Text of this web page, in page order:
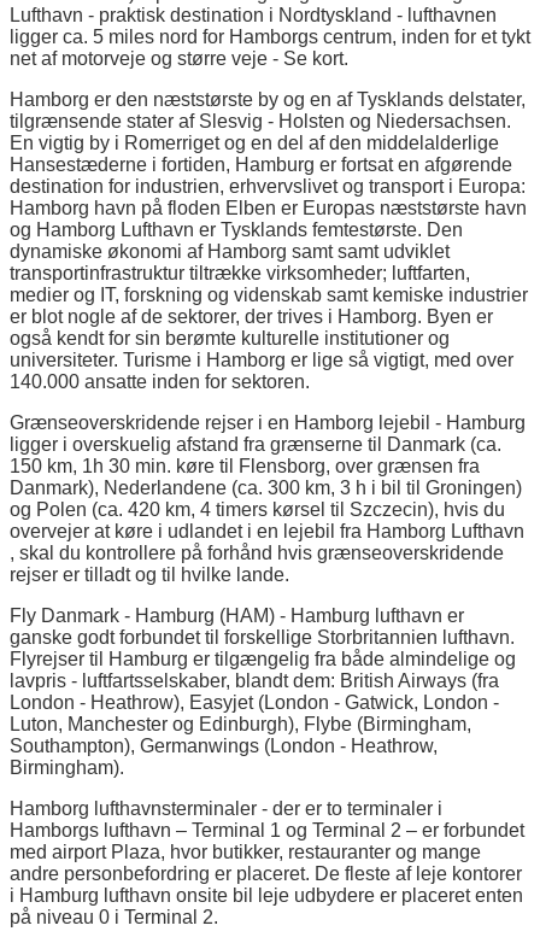
Lufthavn - praktisk destination i Nordtyskland - lufthavnen
ligger ca. 5 miles nord for Hamborgs centrum, inden for et tykt
net af motorveje og større veje - Se kort.
Hamborg er den næststørste by og en af Tysklands delstater,
tilgrænsende stater af Slesvig - Holsten og Niedersachsen.
En vigtig by i Romerriget og en del af den middelalderlige
Hansestæderne i fortiden, Hamburg er fortsat en afgørende
destination for industrien, erhvervslivet og transport i Europa:
Hamborg havn på floden Elben er Europas næststørste havn
og Hamborg Lufthavn er Tysklands femtestørste. Den
dynamiske økonomi af Hamborg samt samt udviklet
transportinfrastruktur tiltrække virksomheder; luftfarten,
medier og IT, forskning og videnskab samt kemiske industrier
er blot nogle af de sektorer, der trives i Hamborg. Byen er
også kendt for sin berømte kulturelle institutioner og
universiteter. Turisme i Hamborg er lige så vigtigt, med over
140.000 ansatte inden for sektoren.
Grænseoverskridende rejser i en Hamborg lejebil - Hamburg
ligger i overskuelig afstand fra grænserne til Danmark (ca.
150 km, 1h 30 min. køre til Flensborg, over grænsen fra
Danmark), Nederlandene (ca. 300 km, 3 h i bil til Groningen)
og Polen (ca. 420 km, 4 timers kørsel til Szczecin), hvis du
overvejer at køre i udlandet i en lejebil fra Hamborg Lufthavn
, skal du kontrollere på forhånd hvis grænseoverskridende
rejser er tilladt og til hvilke lande.
Fly Danmark - Hamburg (HAM) - Hamburg lufthavn er
ganske godt forbundet til forskellige Storbritannien lufthavn.
Flyrejser til Hamburg er tilgængelig fra både almindelige og
lavpris - luftfartsselskaber, blandt dem: British Airways (fra
London - Heathrow), Easyjet (London - Gatwick, London -
Luton, Manchester og Edinburgh), Flybe (Birmingham,
Southampton), Germanwings (London - Heathrow,
Birmingham).
Hamborg lufthavnsterminaler - der er to terminaler i
Hamborgs lufthavn – Terminal 1 og Terminal 2 – er forbundet
med airport Plaza, hvor butikker, restauranter og mange
andre personbefordring er placeret. De fleste af leje kontorer
i Hamburg lufthavn onsite bil leje udbydere er placeret enten
på niveau 0 i Terminal 2.